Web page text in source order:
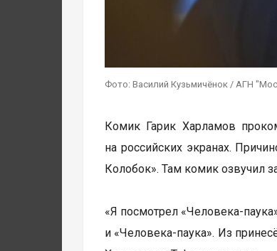
Фото: Василий Кузьмичёнок / АГН
Комик Гарик Харламов
на российских экранах.
Колобок». Там комик озвучил
«Я посмотрел «Человека-
и «Человека-паука». Из